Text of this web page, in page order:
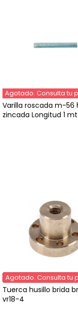
Agotado. Consulta tu
Varilla roscada m-56
zincada Longitud 1 mt
Agotado. Consulta tu
Tuerca husillo brida
vr18-4